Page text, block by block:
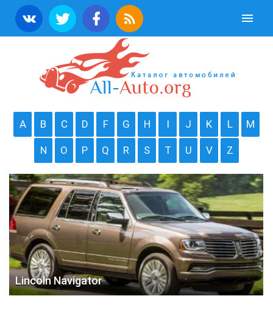
A B C D F G H I J K L M
N O P Q R S T U V Z
Lincoln Navigator